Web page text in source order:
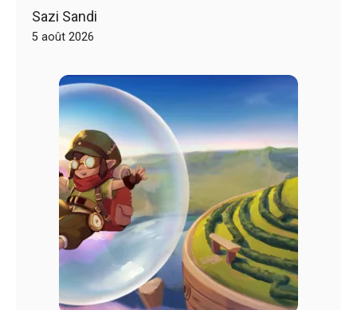
Sazi Sandi
5 août 2026